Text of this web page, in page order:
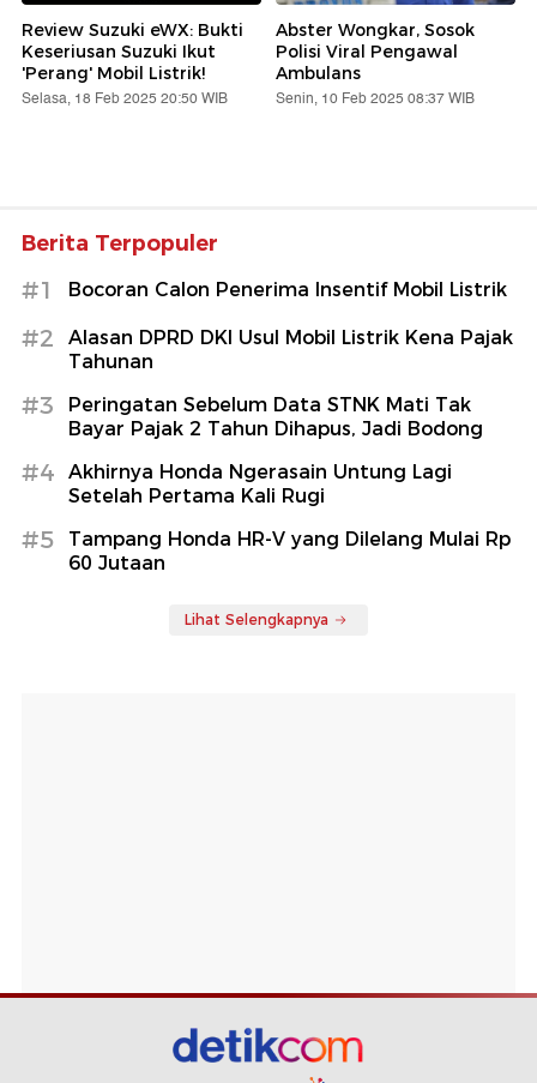
Review Suzuki eWX: Bukti
Keseriusan Suzuki Ikut
'Perang' Mobil Listrik!
Selasa, 18 Feb 2025 20:50 WIB
Abster Wongkar, Sosok
Polisi Viral Pengawal
Ambulans
Senin, 10 Feb 2025 08:37 WIB
Berita Terpopuler
#1 Bocoran Calon Penerima Insentif Mobil Listrik
#2
Alasan DPRD DKI Usul Mobil Listrik Kena Pajak
Tahunan
#3
Peringatan Sebelum Data STNK Mati Tak
Bayar Pajak 2 Tahun Dihapus, Jadi Bodong
#4
Akhirnya Honda Ngerasain Untung Lagi
Setelah Pertama Kali Rugi
#5
Tampang Honda HR-V yang Dilelang Mulai Rp
60 Jutaan
Lihat Selengkapnya